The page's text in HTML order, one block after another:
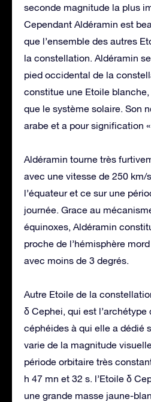
seconde magnitude la plus
Cependant Aldéramin est
que l’ensemble des autres
la constellation. Aldéramin
pied occidental de la
constitue une Etoile
que le système solaire. Son
arabe et a pour signification
Aldéramin tourne très
avec une vitesse de 250 km/
l’équateur et ce sur une
journée. Grace au
équinoxes, Aldéramin
proche de l’hémisphère
avec moins de 3 degrés.
Autre Etoile de la
δ Cephei, qui est l’archétype
céphéides à qui elle a dédié
varie de la magnitude
période orbitaire très
h 47 mn et 32 s. l’Etoile δ
une grande masse jaune-